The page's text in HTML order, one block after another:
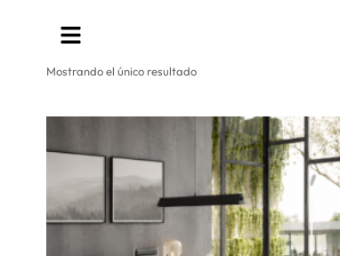
Mostrando el único resultado